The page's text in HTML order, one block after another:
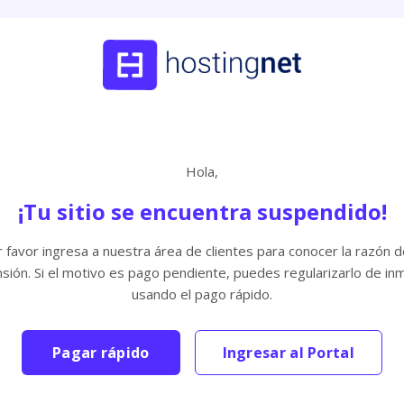
Hola,
¡Tu sitio se encuentra suspendido!
favor ingresa a nuestra área de clientes para conocer la razón
Si el motivo es pago pendiente, puedes regularizarlo de
usando el pago rápido.
Pagar rápido Ingresar al Portal